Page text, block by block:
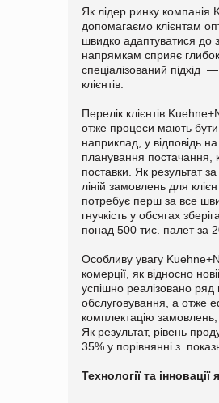
Як лідер ринку компанія
допомагаємо клієнтам
швидко адаптуватися до
напрямкам сприяє
спеціалізований підхід —
клієнтів.
Перелік клієнтів
отже процеси мають бути
наприклад, у відповідь
планування постачання,
поставки. Як результат
ліній замовлень для
потребує перш за все
гнучкість у обсягах
понад 500 тис. палет за
Особливу увагу
комерції, як відносно
успішно реалізовано
обслуговування, а отже
комплектацію замовлень,
Як результат, рівень
35% у порівнянні з
Технології та